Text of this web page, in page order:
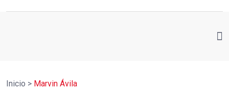
Inicio > Marvin Ávila